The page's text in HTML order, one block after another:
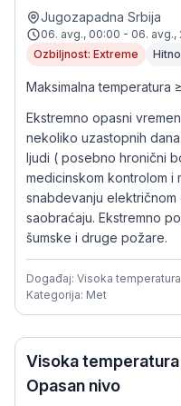
Jugozapadna Srbija
06. avg., 00:00 - 06. avg.,
Ozbiljnost: Extreme
Maksimalna temperatura
Ekstremno opasni
nekoliko uzastopnih
ljudi ( posebno hronični
medicinskom kontrolom i
snabdevanju
saobraćaju. Ekstremno
šumske i druge požare.
Događaj: Visoka
Kategorija: Met
Visoka
Opasan nivo